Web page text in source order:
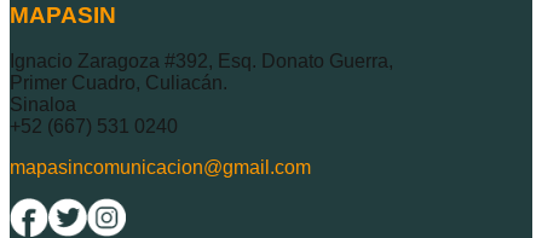
MAPASIN
Ignacio Zaragoza #392, Esq. Donato Guerra,
Primer Cuadro, Culiacán.
Sinaloa
+52 (667) 531 0240
mapasincomunicacion@gmail.com